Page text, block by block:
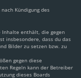
Kündigung des
Inhalte enthält, die gegen
insbesondere, dass du das
Bilder zu setzen bzw. zu
gegen diese
Regeln kann der Betreiber
dieses Boards